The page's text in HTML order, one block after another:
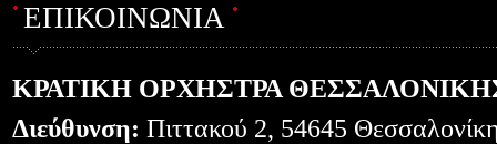
ΕΠΙΚΟΙΝΩΝΙΑ
ΚΡΑΤΙΚΗ ΟΡΧΗΣΤΡΑ
Διεύθυνση: Πιττακού 2, 54645